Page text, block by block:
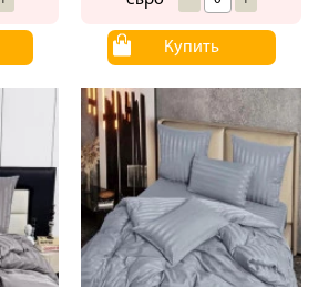
Купить